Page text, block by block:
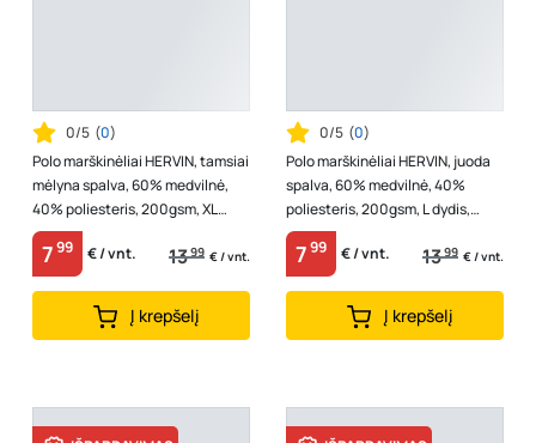
0/5 (0)
Polo marškinėliai HERVIN, tamsiai
mėlyna spalva, 60% medvilnė,
40% poliesteris, 200gsm, XL
dydis, 7860032
799 € / vnt. 1399 € / vnt.
Į krepšelį
0/5 (0)
Polo marškinėliai HERVIN, juoda
spalva, 60% medvilnė, 40%
poliesteris, 200gsm, L dydis,
7860023
799 € / vnt. 1399 € / vnt.
Į krepšelį